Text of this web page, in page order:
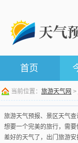
首页
当前位置： 旅游天气网 >
旅游天气预报、景区天气查
想要一个完美的旅行，需
差好的天气了，出门旅游